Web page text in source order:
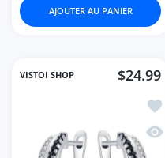
AJOUTER AU PANIER
VISTOI SHOP $24.99